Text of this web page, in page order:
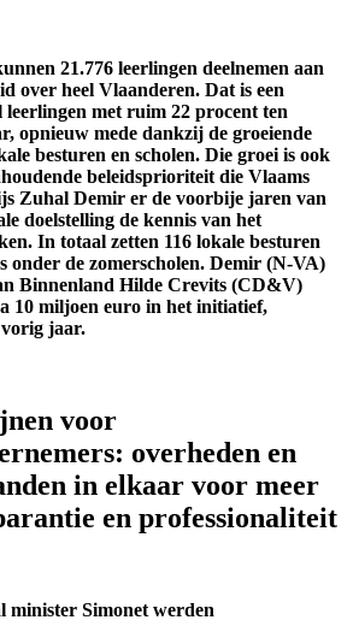
21.776 leerlingen deelnemen aan
over heel Vlaanderen. Dat is een
met ruim 22 procent ten
opnieuw mede dankzij de groeiende
besturen en scholen. Die groei is ook
beleidsprioriteit die Vlaams
Zuhal Demir er de voorbije jaren van
doelstelling de kennis van het
In totaal zetten 116 lokale besturen
onder de zomerscholen. Demir (N-VA)
Binnenland Hilde Crevits (CD&V)
10 miljoen euro in het initiatief,
jaar.
voor
overheden en
in elkaar voor meer
en professionaliteit
minister Simonet werden